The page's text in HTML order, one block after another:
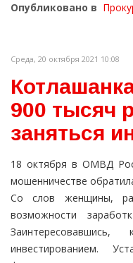
Опубликовано в
Среда, 20 октября 2021 10:08
900 тысяч
заняться
18 октября в ОМВД
мошенничестве
Со слов женщины,
возможности
инвестированием.